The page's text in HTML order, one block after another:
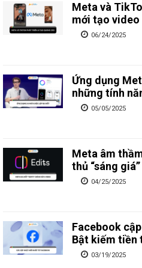
Meta và
mới tạo video
06/24/2025
Ứng dụng
những tính
05/05/2025
Meta âm
thủ “sáng
04/25/2025
Facebook
Bật kiếm tiền
03/19/2025